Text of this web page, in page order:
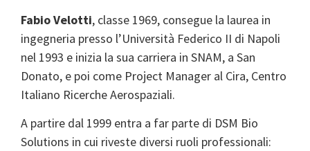
Fabio Velotti, classe 1969, consegue la laurea in
ingegneria presso l’Università Federico II di Napoli
nel 1993 e inizia la sua carriera in SNAM, a San
Donato, e poi come Project Manager al Cira, Centro
Italiano Ricerche Aerospaziali.
A partire dal 1999 entra a far parte di DSM Bio
Solutions in cui riveste diversi ruoli professionali: